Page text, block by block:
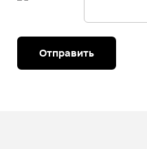
Отправить